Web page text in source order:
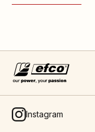
Instagram